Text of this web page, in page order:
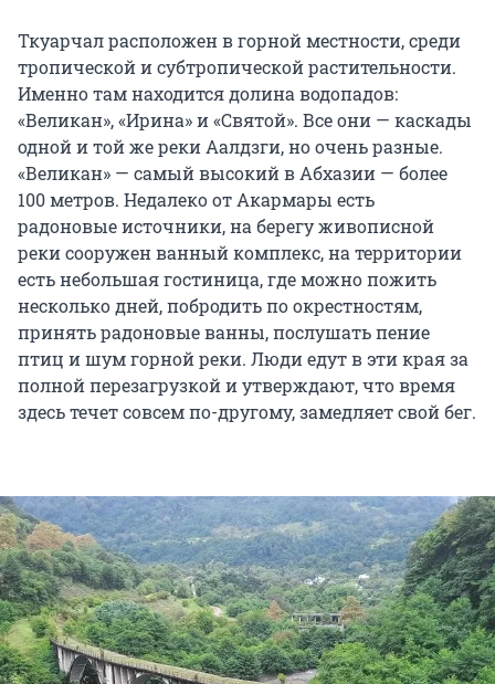
Ткуарчал расположен в горной местности, среди
тропической и субтропической растительности.
Именно там находится долина водопадов:
«Великан», «Ирина» и «Святой». Все они — каскады
одной и той же реки Аалдзги, но очень разные.
«Великан» — самый высокий в Абхазии — более
100 метров. Недалеко от Акармары есть
радоновые источники, на берегу живописной
реки сооружен ванный комплекс, на территории
есть небольшая гостиница, где можно пожить
несколько дней, побродить по окрестностям,
принять радоновые ванны, послушать пение
птиц и шум горной реки. Люди едут в эти края за
полной перезагрузкой и утверждают, что время
здесь течет совсем по-другому, замедляет свой бег.